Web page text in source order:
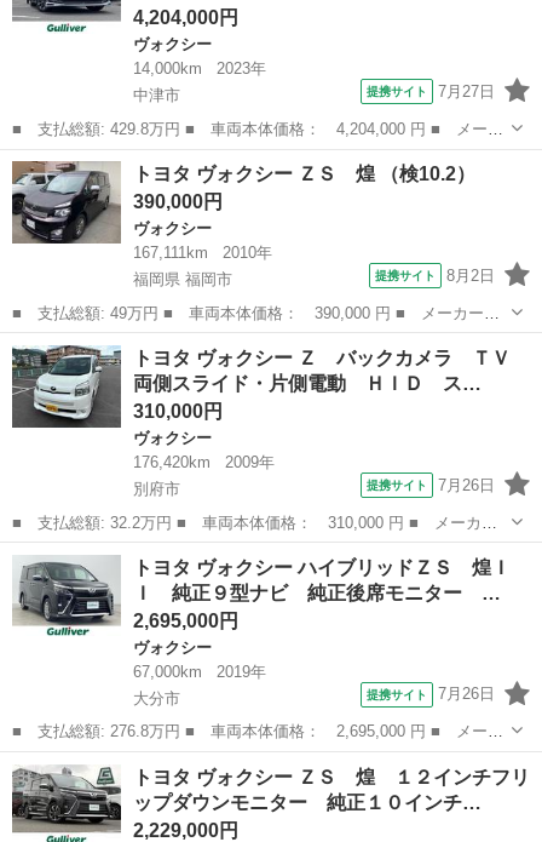
4,204,000円
ヴォクシー
14,000km
2023年
中津市
提携サイト 7月27日
■ 支払総額: 429.8万円 ■ 車両本体価格： 4,204,000 円 ■ メーカ
ー名： トヨタ ■ 車種名： ヴォクシー ■ グレード名： ハイブ
リッドＳ－Ｚ モデリスタフルエアロ １０．５型ナビ 純正１３．
２型後席...
大分 中津市 ヴォクシー
トヨタ ヴォクシー ＺＳ 煌 （検10.2）
390,000円
ヴォクシー
167,111km
2010年
福岡県 福岡市
提携サイト 8月2日
■ 支払総額: 49万円 ■ 車両本体価格： 390,000 円 ■ メーカー
名： トヨタ ■ 車種名： ヴォクシー ■ グレード名： ＺＳ 煌
■ 排気量： 2000cc ■ ドア枚数： 5D ■ ミッション： CVT ...
福岡 福岡市 ヴォクシー
トヨタ ヴォクシー Ｚ バックカメラ ＴＶ
両側スライド・片側電動 ＨＩＤ ス…
310,000円
ヴォクシー
176,420km
2009年
別府市
提携サイト 7月26日
■ 支払総額: 32.2万円 ■ 車両本体価格： 310,000 円 ■ メーカー
名： トヨタ ■ 車種名： ヴォクシー ■ グレード名： Ｚ バッ
クカメラ ＴＶ 両側スライド・片側電動 ＨＩＤ スマートキー
３列シート ...
大分 別府市 ヴォクシー
トヨタ ヴォクシー ハイブリッドＺＳ 煌Ｉ
Ｉ 純正９型ナビ 純正後席モニター …
2,695,000円
ヴォクシー
67,000km
2019年
大分市
提携サイト 7月26日
■ 支払総額: 276.8万円 ■ 車両本体価格： 2,695,000 円 ■ メーカ
ー名： トヨタ ■ 車種名： ヴォクシー ■ グレード名： ハイブ
リッドＺＳ 煌ＩＩ 純正９型ナビ 純正後席モニター フルセグＴ
Ｖ Ｂｌ...
大分 大分市 ヴォクシー
トヨタ ヴォクシー ＺＳ 煌 １２インチフリ
ップダウンモニター 純正１０インチ…
2,229,000円